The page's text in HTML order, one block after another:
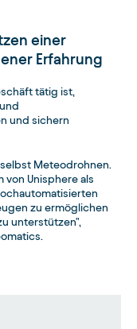
einer
Erfahrung
tätig ist,
und sichern
Meteodrohnen.
von Unisphere als
zu ermöglichen
unterstützen",